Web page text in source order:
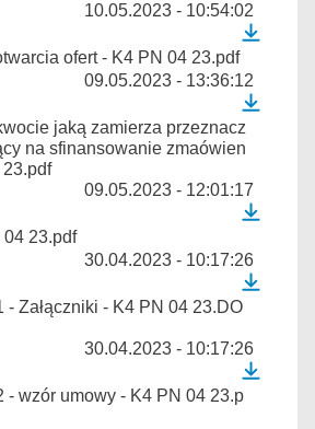
10.05.2023 - 10:54:02
ofert - K4 PN 04 23.pdf
09.05.2023 - 13:36:12
jaką zamierza przeznacz
na sfinansowanie zmaówien
09.05.2023 - 12:01:17
04 23.pdf
30.04.2023 - 10:17:26
- Załączniki - K4 PN 04 23.DO
30.04.2023 - 10:17:26
- wzór umowy - K4 PN 04 23.p